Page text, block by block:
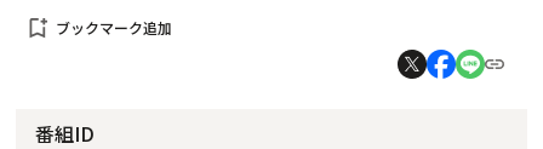
bookmark_add ブックマーク追加
番組ID